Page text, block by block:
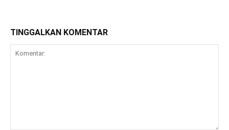
TINGGALKAN KOMENTAR